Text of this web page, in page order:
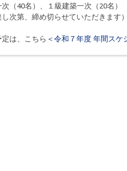
40名）、１級建築一次（20名）
、締め切らせていただきます）
は、こちら ＜令和７年度 年間スケ